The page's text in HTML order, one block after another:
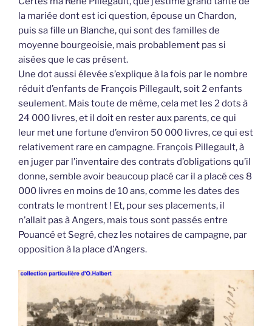
la mariée dont est ici question, épouse un Chardon,
puis sa fille un Blanche, qui sont des familles de
moyenne bourgeoisie, mais probablement pas si
aisées que le cas présent.
Une dot aussi élevée s’explique à la fois par le nombre
réduit d’enfants de François Pillegault, soit 2 enfants
seulement. Mais toute de même, cela met les 2 dots à
24 000 livres, et il doit en rester aux parents, ce qui
leur met une fortune d’environ 50 000 livres, ce qui est
relativement rare en campagne. François Pillegault, à
en juger par l’inventaire des contrats d’obligations qu’il
donne, semble avoir beaucoup placé car il a placé ces 8
000 livres en moins de 10 ans, comme les dates des
contrats le montrent ! Et, pour ses placements, il
n’allait pas à Angers, mais tous sont passés entre
Pouancé et Segré, chez les notaires de campagne, par
opposition à la place d’Angers.